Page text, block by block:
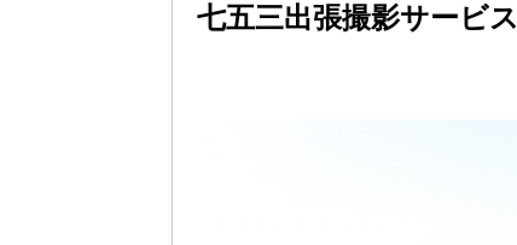
七五三出張撮影サービス